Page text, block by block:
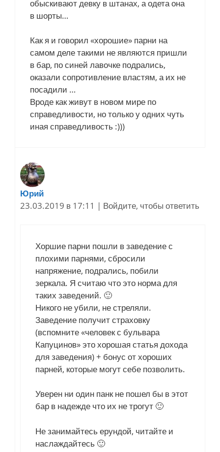
обыскивают девку в штанах, а одета она
в шорты…
Как я и говорил «хорошие» парни на
самом деле такими не являются пришли
в бар, по синей лавочке подрались,
оказали сопротивление властям, а их не
посадили …
Вроде как живут в новом мире по
справедливости, но только у одних чуть
иная справедливость :)))
Юрий
23.03.2019 в 17:11 | Войдите, чтобы ответить
Хоршие парни пошли в заведение с
плохими парнями, сбросили
напряжение, подрались, побили
зеркала. Я считаю что это норма для
таких заведений. 🙂
Никого не убили, не стреляли.
Заведение получит страховку
(вспомните «человек с бульвара
Капуцинов» это хорошая статья дохода
для заведения) + бонус от хороших
парней, которые могут себе позволить.
Уверен ни один панк не пошел бы в этот
бар в надежде что их не трогут 🙂
Не занимайтесь ерундой, читайте и
наслаждайтесь 🙂